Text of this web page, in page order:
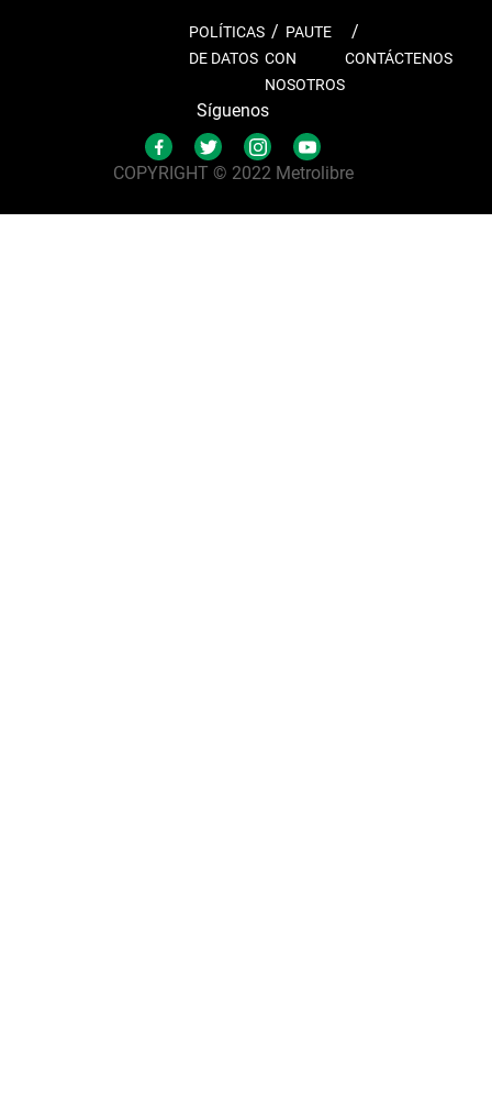
POLÍTICAS
DE DATOS
PAUTE
CON
NOSOTROS
CONTÁCTENOS
Síguenos
COPYRIGHT © 2022 Metrolibre